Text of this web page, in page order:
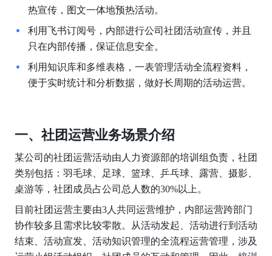
热宣传，图文一体地预热活动。
利用飞书订阅号，内部进行公司社团活动宣传，并且
只在内部传播，保证信息安全。
利用知识库和多维表格，一表管理活动全流程资料，
便于实时统计和分析数据，做好长周期的活动运营。
一、社团运营业务场景介绍
某公司的社团运营活动由人力资源部的培训组负责，社团
类别包括：羽毛球、足球、篮球、乒乓球、露营、摄影、
桌游等，社团成员占公司总人数的30%以上。
目前社团运营主要由3人共同运营维护，内部运营跨部门
协作较多且需求比较零散。从活动发起、活动进行到活动
结束、活动宣发、活动知识管理的全流程运营管理，涉及